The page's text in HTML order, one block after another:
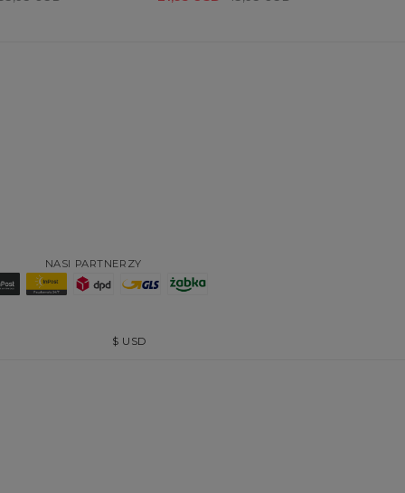
NASI PARTNERZY
$ USD